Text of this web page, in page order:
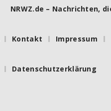
NRWZ.de – Nachrichten,
Kontakt Impressum
Datenschutzerklärung